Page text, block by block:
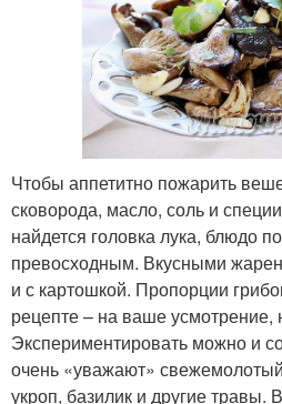
Чтобы аппетитно пожарить
сковорода, масло, соль и
найдется головка лука, блюдо
превосходным. Вкусными
и с картошкой. Пропорции
рецепте – на ваше усмотрение,
Экспериментировать можно и
очень «уважают»
укроп, базилик и другие травы.